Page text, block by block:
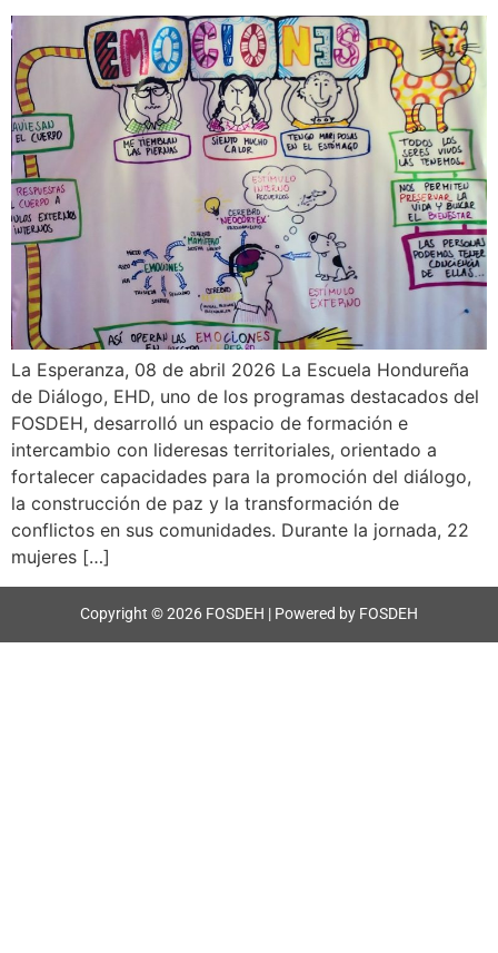
La Esperanza, 08 de abril 2026 La Escuela Hondureña
de Diálogo, EHD, uno de los programas destacados del
FOSDEH, desarrolló un espacio de formación e
intercambio con lideresas territoriales, orientado a
fortalecer capacidades para la promoción del diálogo,
la construcción de paz y la transformación de
conflictos en sus comunidades. Durante la jornada, 22
mujeres […]
Copyright © 2026 FOSDEH | Powered by FOSDEH